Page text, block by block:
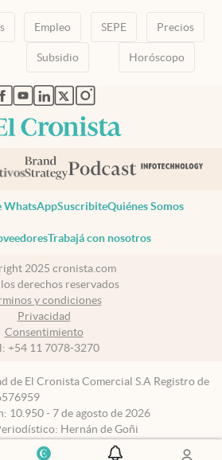
Empleo SEPE Precios
Subsidio Horóscopo
abre en nueva pestaña
abre en nueva pestaña
abre en nueva pestaña
abre en nueva pestaña
abre en nueva pestaña
WhatsAppSuscribiteQuiénes Somos
Trabajá con nosotros
2025 cronista.com
derechos reservados
y condiciones
Privacidad
Consentimiento
+54 11 7078-3270
de El Cronista Comercial S.A Registro de
10.950 - 7 de agosto de 2026
Hernán de Goñi